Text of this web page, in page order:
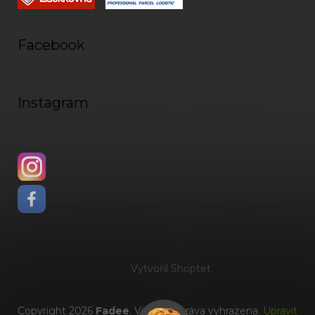
Facebook
Instagram
Vytvořil Shoptet
Copyright 2026 Fadee. Všechna práva vyhrazena. Upravit